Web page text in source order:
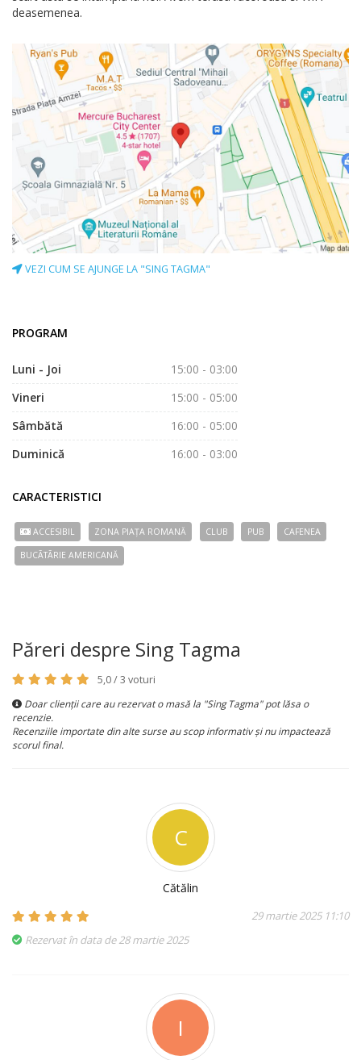
deasemenea.
VEZI CUM SE AJUNGE LA "SING TAGMA"
PROGRAM
Luni - Joi
15:00 - 03:00
Vineri
15:00 - 05:00
Sâmbătă
16:00 - 05:00
Duminică
16:00 - 03:00
CARACTERISTICI
ACCESIBIL ZONA PIAȚA ROMANĂ CLUB PUB CAFENEA
BUCÃTÃRIE AMERICANĂ
Păreri despre Sing Tagma
5,0 / 3 voturi
Doar clienții care au rezervat o masă la "Sing Tagma" pot lăsa o
recenzie.
Recenziile importate din alte surse au scop informativ și nu impactează
scorul final.
C
Cătălin
29 martie 2025 11:10
Rezervat în data de 28 martie 2025
I